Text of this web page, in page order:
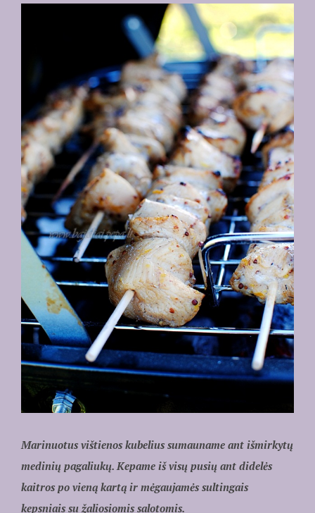
Marinuotus vištienos kubelius sumauname ant išmirkytų
medinių pagaliukų. Kepame iš visų pusių ant didelės
kaitros po vieną kartą ir mėgaujamės sultingais
kepsniais su žaliosiomis salotomis.